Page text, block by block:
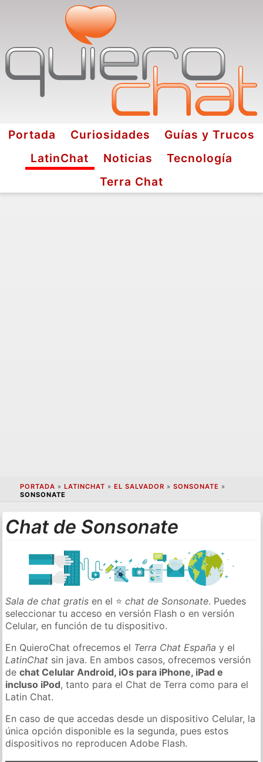
Portada Curiosidades
Guías y Trucos
LatinChat
Noticias
Tecnología
Terra Chat
PORTADA » LATINCHAT » EL SALVADOR » SONSONATE »
SONSONATE
Chat de Sonsonate
Sala de chat gratis en el ⭐chat de Sonsonate. Puedes
seleccionar tu acceso en versión Flash o en versión
Celular, en función de tu dispositivo.
En QuieroChat ofrecemos el Terra Chat España y el
LatinChat sin java. En ambos casos, ofrecemos versión
dechat Celular Android, iOs para iPhone, iPad e
incluso iPod, tanto para el Chat de Terra como para el
Latin Chat.
En caso de que accedas desde un dispositivo Celular, la
única opción disponible es la segunda, pues estos
dispositivos no reproducen Adobe Flash.